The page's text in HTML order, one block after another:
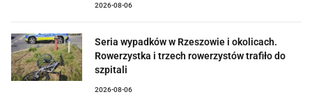
2026-08-06
Seria wypadków w Rzeszowie i okolicach.
Rowerzystka i trzech rowerzystów trafiło do
szpitali
2026-08-06